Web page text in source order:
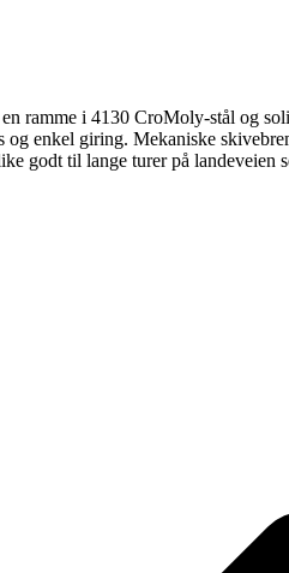
ramme i 4130 CroMoly-stål og
enkel giring. Mekaniske
godt til lange turer på landeveien